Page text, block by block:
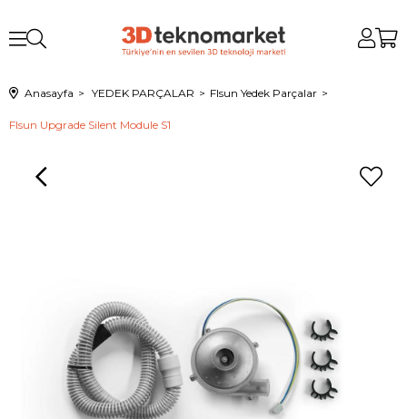
Anasayfa YEDEK PARÇALAR Flsun Yedek Parçalar
Flsun Upgrade Silent Module S1